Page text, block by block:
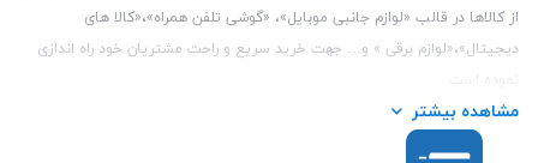
از کالاها در قالب «لوازم جانبی موبایل»، «گوشی تلفن همراه»،«کالا های
دیجیتال»،«لوازم برقی » و… جهت خرید سریع و راحت مشتریان خود راه اندازی
این فروشگاه تمام تلاش خود را نموده تا کالاهایی با کیفیت و با حداقل قیمت
عرضه نماید.
مشاهده بیشتر